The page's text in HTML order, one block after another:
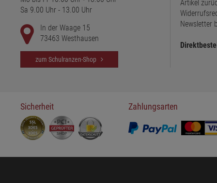
Sa 9.00 Uhr - 13.00 Uhr
In der Waage 15
73463 Westhausen
zum Schulranzen-Shop
Artikel
Newsletter
Sicherheit Zahlungsarten